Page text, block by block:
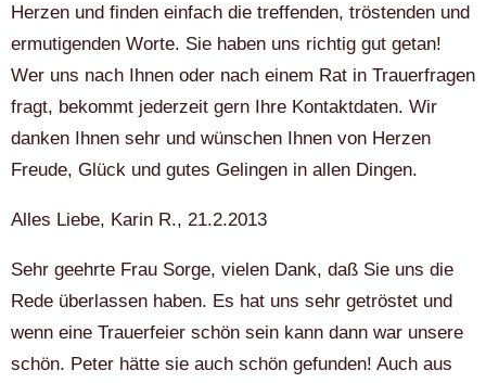
Herzen und finden einfach die treffenden, tröstenden und
ermutigenden Worte. Sie haben uns richtig gut getan!
Wer uns nach Ihnen oder nach einem Rat in Trauerfragen
fragt, bekommt jederzeit gern Ihre Kontaktdaten. Wir
danken Ihnen sehr und wünschen Ihnen von Herzen
Freude, Glück und gutes Gelingen in allen Dingen.
Alles Liebe, Karin R., 21.2.2013
Sehr geehrte Frau Sorge, vielen Dank, daß Sie uns die
Rede überlassen haben. Es hat uns sehr getröstet und
wenn eine Trauerfeier schön sein kann dann war unsere
schön. Peter hätte sie auch schön gefunden! Auch aus